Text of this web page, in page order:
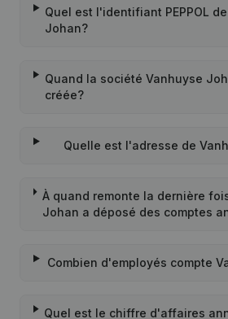
Quel est l'identifiant PEPPOL
Johan?
Quand la société Vanhuyse
créée?
Quelle est l'adresse de
À quand remonte la dernière
Johan a déposé des comptes
Combien d'employés compte
Quel est le chiffre d'affaires